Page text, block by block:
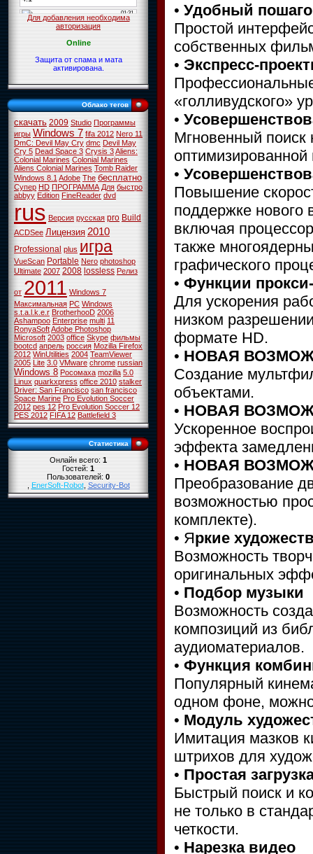
Для добавления необходима
авторизация
Online
Защита от спама и мата
активирована.
Облако тегов
скачать 2009 Studio Программы
игры Windows 7 fifa 2012 Nero 11
DmC: Devil May Cry dmc Devil May
Cry 5 Dead Space 3 Crysis 3Aliens:
Colonial Marines Colonial Marines
Aliens Colonial Marines Tomb Raider
Windows 8.1Adobe The бесплатно
Супер HD ПРОГРАММА Для быстро
abbyy Edition FineReader dvd
rus Версия русская pro Build
ACDSee Лицензия 2010
Professional plus игра
VueScan Portable Nero photoshop
Ultimate 2007 2008 lossless Релиз
от 2011 Windows 7
Максимальная PC Windows
s.t.a.l.k.e.r BrotherhooD 2006
Ashampoo Enterprise multi 11
RonyaSoftAdobe Photoshop
Microsoft 2003 office Skype фильмы
bootcd апрель россия Mozilla Firefox
2012 WinUtilities 2004 TeamViewer
2005 Lite 3.0 VMware chrome russian
Windows 8 Росомаха mozilla 5.0
Linux quarkxpress office 2010 stalker
Driver: San Francisco san francisco
Space Marine Pro Evolution Soccer
2012 pes 12 Pro Evolution Soccer 12
PES 2012 FIFA 12 Battlefield 3
Статистика
Онлайн всего:1
Гостей:1
Пользователей:0
,EnerSoft-Robot,Security-Bot
• Удобный
Простой
собственных
• Экспресс-
«голливудского»
•
Мгновенный
•
Повышение
поддержке нового
включая
также
графического
• Функции
Для ускорения
низком
формате HD.
• НОВАЯ
Создание
объектами.
• НОВАЯ
Ускоренное
эффекта
• НОВАЯ
Преобразование
возможностью
комплекте).
• Яркие
Возможность
оригинальных
• Подбор музыки
Возможность
композиций из
аудиоматериалов.
• Функция
Популярный
одном фоне,
• Модуль
Имитация мазков
штрихов для
• Простая
Быстрый поиск и
не только в
четкости.
• Нарезка видео